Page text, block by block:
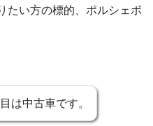
たい方の標的、ポルシェボ
は中古車です。